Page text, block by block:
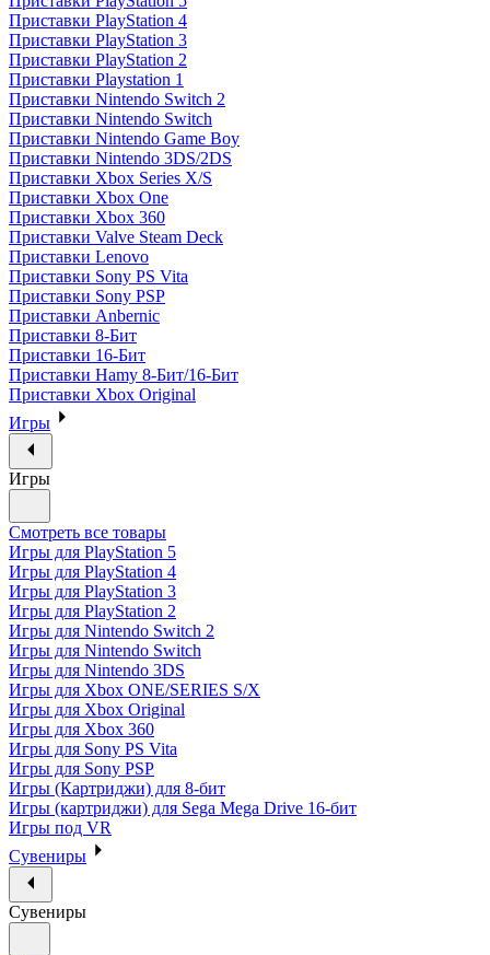
Приставки PlayStation 4
Приставки PlayStation 3
Приставки PlayStation 2
Приставки Playstation 1
Приставки Nintendo Switch 2
Приставки Nintendo Switch
Приставки Nintendo Game Boy
Приставки Nintendo 3DS/2DS
Приставки Xbox Series X/S
Приставки Xbox One
Приставки Xbox 360
Приставки Valve Steam Deck
Приставки Lenovo
Приставки Sony PS Vita
Приставки Sony PSP
Приставки Anbernic
Приставки 8-Бит
Приставки 16-Бит
Приставки Hamy 8-Бит/16-Бит
Приставки Xbox Original
Игры
Игры
Смотреть все товары
Игры для PlayStation 5
Игры для PlayStation 4
Игры для PlayStation 3
Игры для PlayStation 2
Игры для Nintendo Switch 2
Игры для Nintendo Switch
Игры для Nintendo 3DS
Игры для Xbox ONE/SERIES S/X
Игры для Xbox Original
Игры для Xbox 360
Игры для Sony PS Vita
Игры для Sony PSP
Игры (Картриджи) для 8-бит
Игры (картриджи) для Sega Mega Drive 16-бит
Игры под VR
Сувениры
Сувениры